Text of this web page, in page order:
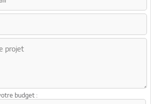
budget :